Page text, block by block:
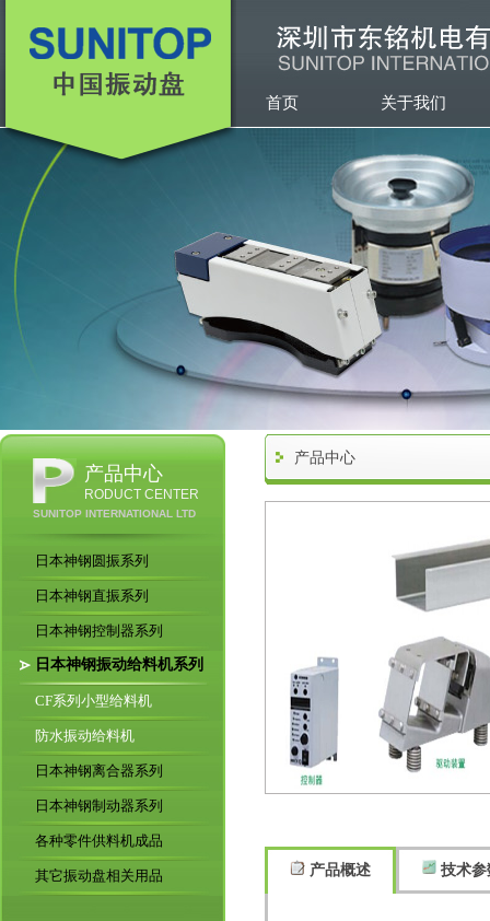
首页 关于我们
产品中心
RODUCT CENTER
SUNITOP INTERNATIONAL LTD
日本神钢圆振系列
日本神钢直振系列
日本神钢控制器系列
日本神钢振动给料机系列
CF系列小型给料机
防水振动给料机
日本神钢离合器系列
日本神钢制动器系列
各种零件供料机成品
其它振动盘相关用品
产品中心
产品概述 技术参